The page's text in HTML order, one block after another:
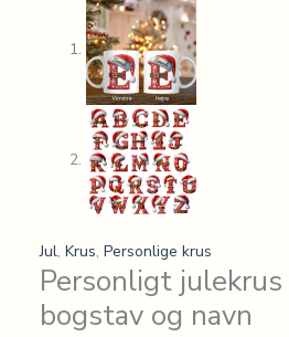
Jul, Krus, Personlige krus
Personligt julekrus
bogstav og navn